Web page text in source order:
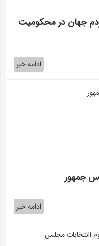
۱۴۰۳/تجمع مردم جهان در محکومیت
ادامه خبر
جمهور
ادامه خبر